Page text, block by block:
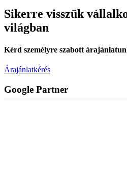
Sikerre visszük
világban
Kérd személyre szabott
Árajánlatkérés
Google Partner